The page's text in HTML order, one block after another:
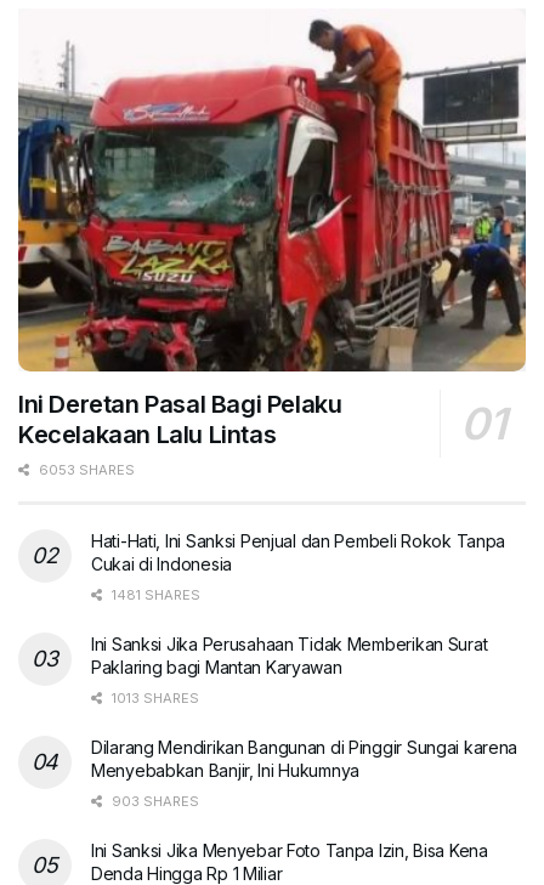
Ini Deretan Pasal Bagi Pelaku
Kecelakaan Lalu Lintas
6053 SHARES
Hati-Hati, Ini Sanksi Penjual dan Pembeli Rokok Tanpa
Cukai di Indonesia
1481 SHARES
Ini Sanksi Jika Perusahaan Tidak Memberikan Surat
Paklaring bagi Mantan Karyawan
1013 SHARES
Dilarang Mendirikan Bangunan di Pinggir Sungai karena
Menyebabkan Banjir, Ini Hukumnya
903 SHARES
Ini Sanksi Jika Menyebar Foto Tanpa Izin, Bisa Kena
Denda Hingga Rp 1 Miliar